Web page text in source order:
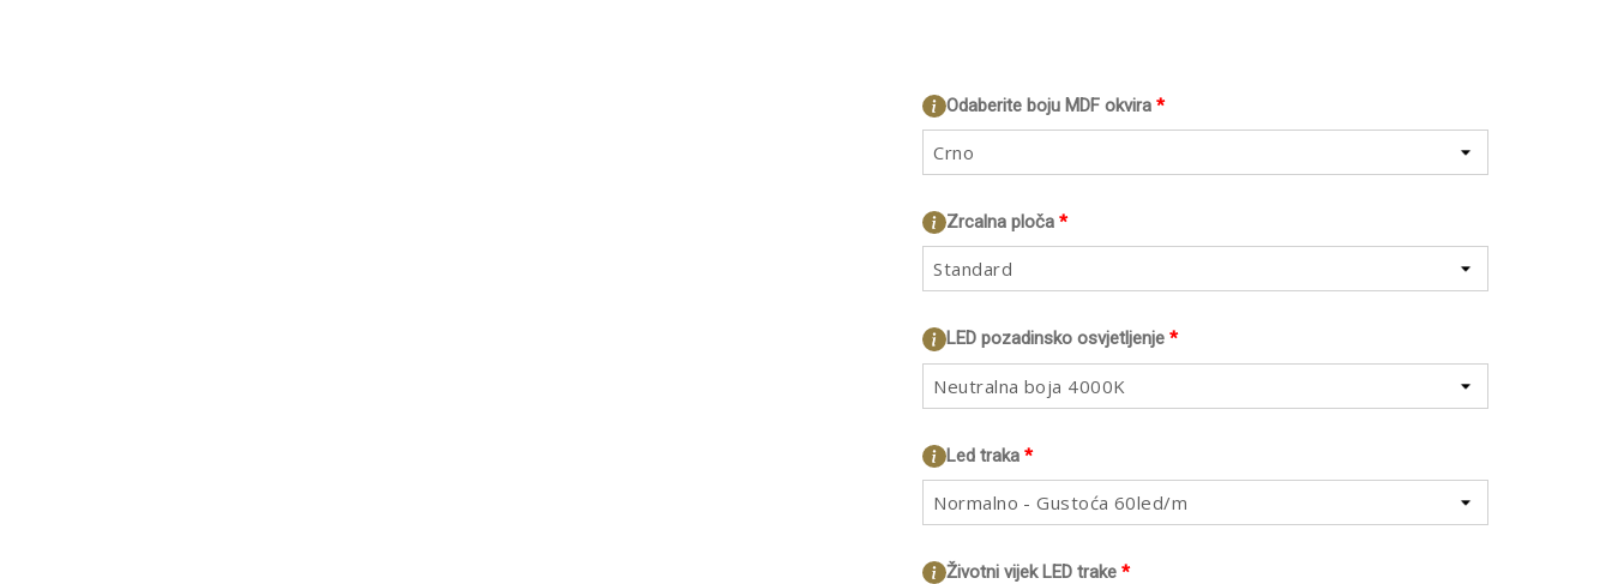
*
Odaberite boju MDF okvira
Crno
*
Zrcalna ploča
Standard
*
LED pozadinsko osvjetljenje
Neutralna boja 4000K
*
Led traka
Normalno - Gustoća 60led/m
*
Životni vijek LED trake